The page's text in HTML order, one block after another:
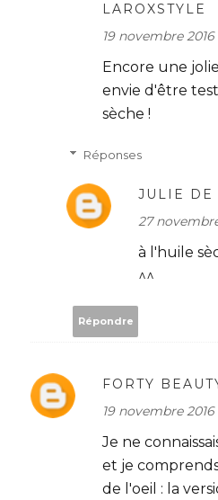
LAROXSTYLE
19 novembre 2016
Encore une
envie d'être
sèche !
Réponses
JULIE DE
27
à l'huile
^^
Répondre
FORTY
19 novembre 2016
Je ne
et je
de l'oeil : la